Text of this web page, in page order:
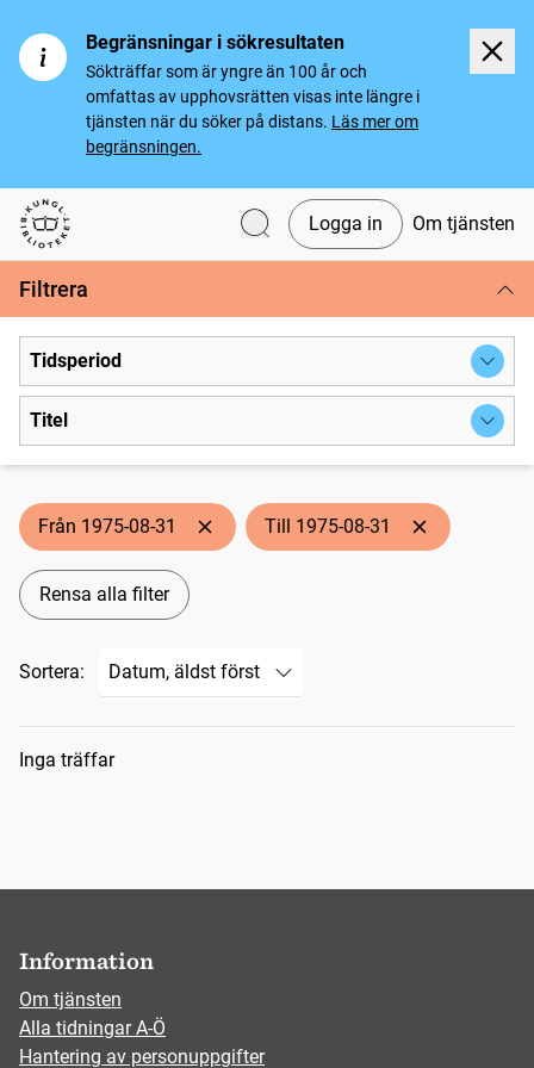
Begränsningar i sökresultaten
Sökträffar som är yngre än 100 år och
omfattas av upphovsrätten visas inte längre i
tjänsten när du söker på distans. Läs mer om
begränsningen.
Svenska tidningar
Logga in Om tjänsten
Filtrera
Tidsperiod
Titel
Från 1975-08-31 Till 1975-08-31
Rensa alla filter
Sortera:
Sökresultat
Inga träffar
Information
Om tjänsten
Alla tidningar A-Ö
Hantering av personuppgifter